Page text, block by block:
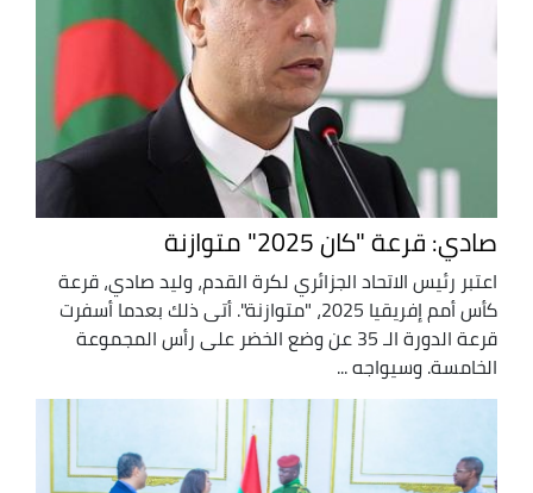
صادي: قرعة "كان 2025" متوازنة
اعتبر رئيس الاتحاد الجزائري لكرة القدم، وليد صادي، قرعة
كأس أمم إفريقيا 2025، "متوازنة". أتى ذلك بعدما أسفرت
قرعة الدورة الـ 35 عن وضع الخضر على رأس المجموعة
الخامسة. وسيواجه ...